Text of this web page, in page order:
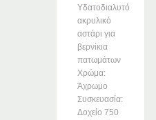
Υδατοδιαλυτό
ακρυλικό
αστάρι για
βερνίκια
πατωμάτων
Χρώμα:
Άχρωμο
Συσκευασία:
Δοχείο 750